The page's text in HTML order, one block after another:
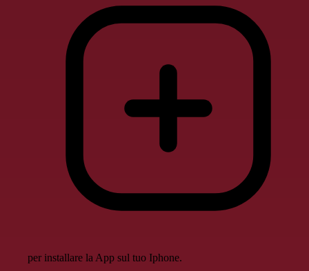
per installare la App sul tuo Iphone.